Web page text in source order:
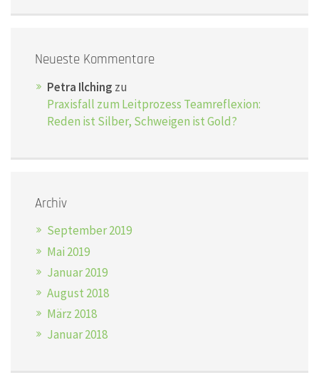
Neueste Kommentare
Petra Ilching zu
Praxisfall zum Leitprozess Teamreflexion:
Reden ist Silber, Schweigen ist Gold?
Archiv
September 2019
Mai 2019
Januar 2019
August 2018
März 2018
Januar 2018